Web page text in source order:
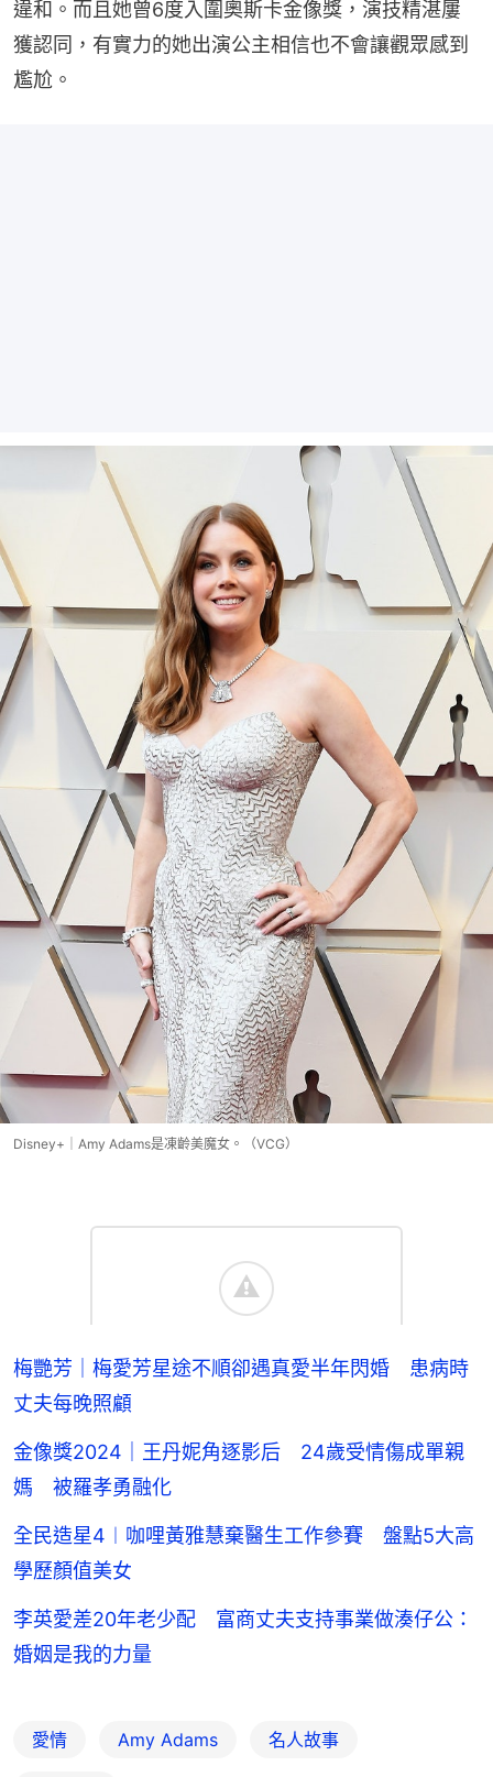
違和。而且她曾6度入圍奧斯卡金像獎，演技精湛屢
獲認同，有實力的她出演公主相信也不會讓觀眾感到
尷尬。
Disney+｜Amy Adams是凍齡美魔女。（VCG）
梅艷芳｜梅愛芳星途不順卻遇真愛半年閃婚 患病時
丈夫每晚照顧
金像獎2024｜王丹妮角逐影后 24歲受情傷成單親
媽 被羅孝勇融化
全民造星4︱咖哩黃雅慧棄醫生工作參賽 盤點5大高
學歷顏值美女
李英愛差20年老少配 富商丈夫支持事業做湊仔公：
婚姻是我的力量
愛情 Amy Adams 名人故事